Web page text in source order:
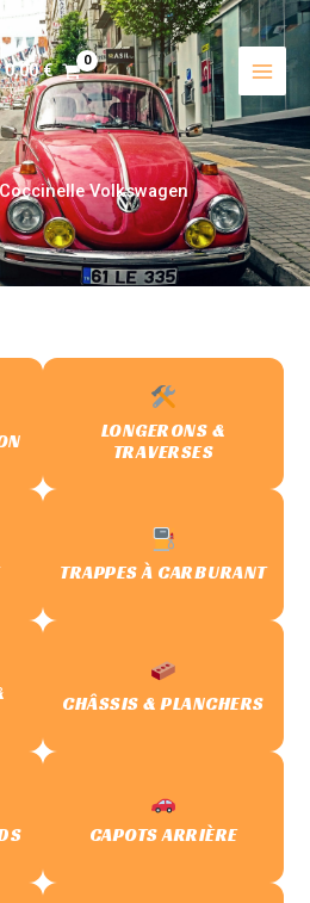
0,00€
Volkswagen
LONGERONS &
TRAVERSES
TRAPPES À CARBURANT
CHÂSSIS & PLANCHERS
CAPOTS ARRIÈRE